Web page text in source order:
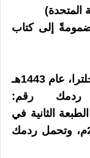
المتحدة)
– 2023م) مضمومةً إلى كتاب
صدرت الطبعة الأولى في إنجلترا، عام 1443هـ
ردمك رقم:
وصدرت الطبعة الثانية في
إنجلترا، عام 1443هـ - 2022م، وتحمل ردمك